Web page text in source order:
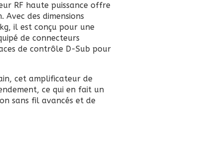
RF haute puissance offre
des dimensions
il est conçu pour une
de connecteurs
de contrôle D-Sub pour
cet amplificateur de
ce qui en fait un
sans fil avancés et de